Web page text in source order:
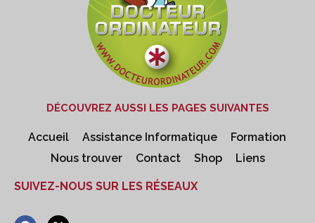
DÉCOUVREZ AUSSI LES PAGES SUIVANTES
Accueil Assistance Informatique
Formation
Nous trouver
Contact Shop Liens
SUIVEZ-NOUS SUR LES RÉSEAUX
F X